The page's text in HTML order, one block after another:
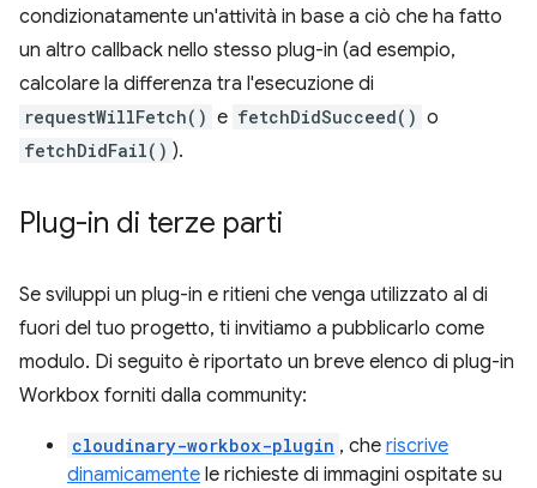
condizionatamente un'attività in base a ciò che ha fatto
un altro callback nello stesso plug-in (ad esempio,
calcolare la differenza tra l'esecuzione di
requestWillFetch() e fetchDidSucceed() o
fetchDidFail() ).
Plug-in di terze parti
Se sviluppi un plug-in e ritieni che venga utilizzato al di
fuori del tuo progetto, ti invitiamo a pubblicarlo come
modulo. Di seguito è riportato un breve elenco di plug-in
Workbox forniti dalla community:
cloudinary-workbox-plugin , che riscrive
dinamicamente le richieste di immagini ospitate su